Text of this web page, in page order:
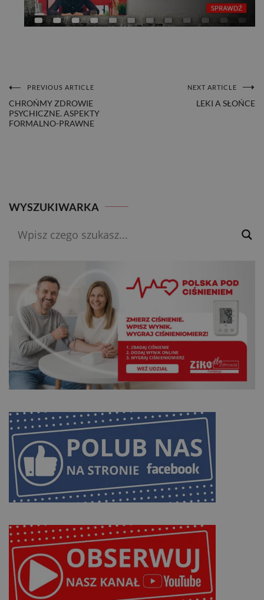
NAWIGACJA
WPISU
PREVIOUS ARTICLE
CHROŃMY ZDROWIE
PSYCHICZNE. ASPEKTY
FORMALNO-PRAWNE
NEXT ARTICLE
LEKI A SŁOŃCE
WYSZUKIWARKA